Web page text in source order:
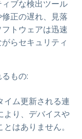
ブな検出ツール
正の遅れ、見落
トウェアは迅速
らセキュリティ
もの:
イム更新される連
より、デバイスや
はありません。